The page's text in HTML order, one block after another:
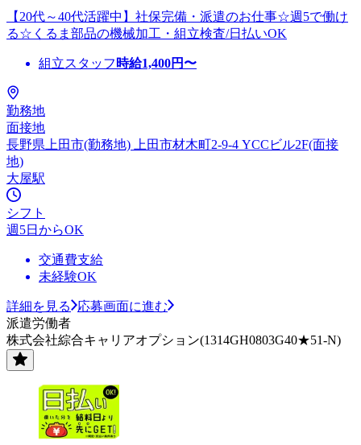
【20代～40代活躍中】社保完備・派遣のお仕事☆週5で働け
る☆くるま部品の機械加工・組立検査/日払いOK
組立スタッフ 時給1,400円〜
勤務地
面接地
長野県上田市(勤務地) 上田市材木町2-9-4 YCCビル2F(面接
地)
大屋駅
シフト
週5日からOK
交通費支給
未経験OK
詳細を見る
応募画面に進む
派遣労働者
株式会社綜合キャリアオプション(1314GH0803G40★51-N)